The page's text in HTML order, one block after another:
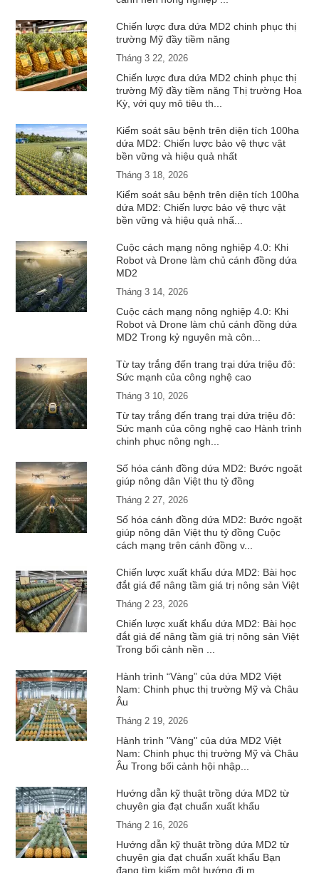
Chiến lược đưa dứa MD2 chinh phục thị
trường Mỹ đầy tiềm năng
Tháng 3 22, 2026
Chiến lược đưa dứa MD2 chinh phục thị
trường Mỹ đầy tiềm năng Thị trường Hoa
Kỳ, với quy mô tiêu th...
Kiểm soát sâu bệnh trên diện tích 100ha
dứa MD2: Chiến lược bảo vệ thực vật
bền vững và hiệu quả nhất
Tháng 3 18, 2026
Kiểm soát sâu bệnh trên diện tích 100ha
dứa MD2: Chiến lược bảo vệ thực vật
bền vững và hiệu quả nhấ...
Cuộc cách mạng nông nghiệp 4.0: Khi
Robot và Drone làm chủ cánh đồng dứa
MD2
Tháng 3 14, 2026
Cuộc cách mạng nông nghiệp 4.0: Khi
Robot và Drone làm chủ cánh đồng dứa
MD2 Trong kỷ nguyên mà côn...
Từ tay trắng đến trang trại dứa triệu đô:
Sức mạnh của công nghệ cao
Tháng 3 10, 2026
Từ tay trắng đến trang trại dứa triệu đô:
Sức mạnh của công nghệ cao Hành trình
chinh phục nông ngh...
Số hóa cánh đồng dứa MD2: Bước ngoặt
giúp nông dân Việt thu tỷ đồng
Tháng 2 27, 2026
Số hóa cánh đồng dứa MD2: Bước ngoặt
giúp nông dân Việt thu tỷ đồng Cuộc
cách mạng trên cánh đồng v...
Chiến lược xuất khẩu dứa MD2: Bài học
đắt giá để nâng tầm giá trị nông sản Việt
Tháng 2 23, 2026
Chiến lược xuất khẩu dứa MD2: Bài học
đắt giá để nâng tầm giá trị nông sản Việt
Trong bối cảnh nền ...
Hành trình “Vàng” của dứa MD2 Việt
Nam: Chinh phục thị trường Mỹ và Châu
Âu
Tháng 2 19, 2026
Hành trình "Vàng" của dứa MD2 Việt
Nam: Chinh phục thị trường Mỹ và Châu
Âu Trong bối cảnh hội nhập...
Hướng dẫn kỹ thuật trồng dứa MD2 từ
chuyên gia đạt chuẩn xuất khẩu
Tháng 2 16, 2026
Hướng dẫn kỹ thuật trồng dứa MD2 từ
chuyên gia đạt chuẩn xuất khẩu Bạn
đang tìm kiếm một hướng đi m...